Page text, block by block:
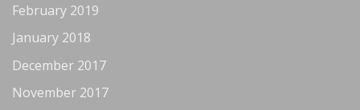
February 2019
January 2018
December 2017
November 2017